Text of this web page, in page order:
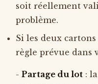
soit réellement
problème.
Si les deux
règle prévue dans
- Partage du lot :